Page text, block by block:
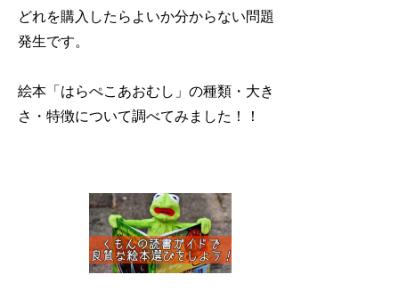
どれを購入したらよいか分からない問題
発生です。
絵本「はらぺこあおむし」の種類・大き
さ・特徴について調べてみました！！